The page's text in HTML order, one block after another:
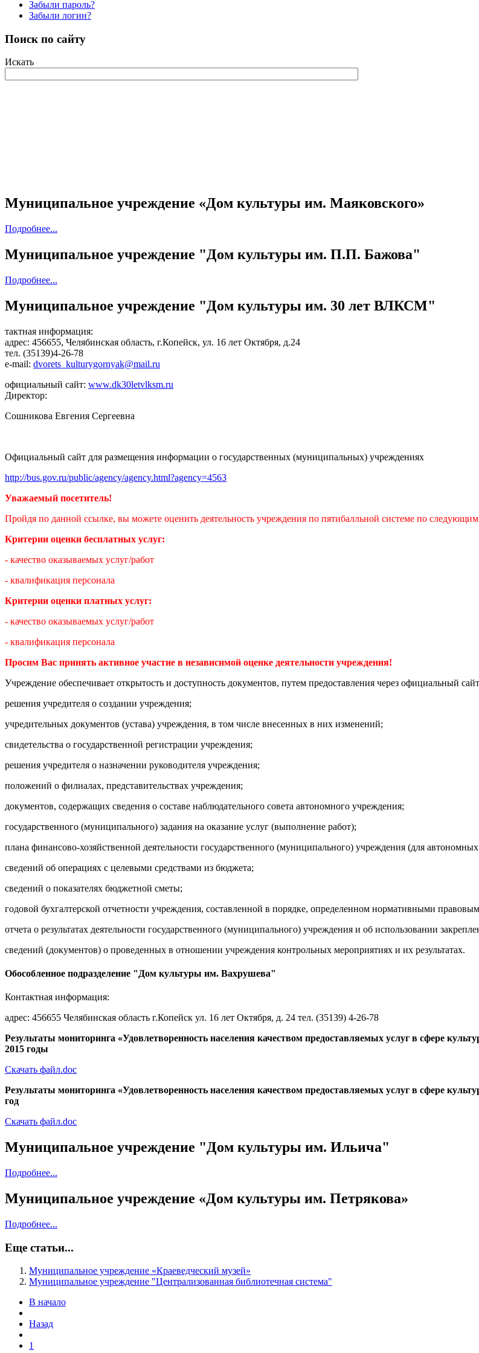
Забыли пароль?
Забыли логин?
Поиск по сайту
Искать
Муниципальное учреждение «Дом культуры им. Маяковского»
Подробнее...
Муниципальное учреждение "Дом культуры им. П.П. Бажова"
Подробнее...
Муниципальное учреждение "Дом культуры им. 30 лет ВЛКСМ"
тактная информация:
адрес: 456655, Челябинская область, г.Копейск, ул. 16 лет Октября, д.24
тел. (35139)4-26-78
e-mail: dvorets_kulturygornyak@mail.ru
официальный сайт: www.dk30letvlksm.ru
Директор:
Сошникова Евгения Сергеевна
Официальный сайт для размещения информации о государственных (муниципальных) учреждениях
http://bus.gov.ru/public/agency/agency.html?agency=4563
Уважаемый посетитель!
Пройдя по данной ссылке, вы можете оценить деятельность учреждения по пятибалльной системе по
Критерии оценки бесплатных услуг:
- качество оказываемых услуг/работ
- квалификация персонала
Критерии оценки платных услуг:
- качество оказываемых услуг/работ
- квалификация персонала
Просим Вас принять активное участие в независимой оценке деятельности учреждения!
Учреждение обеспечивает открытость и доступность документов, путем предоставления через официальный сайт
решения учредителя о создании учреждения;
учредительных документов (устава) учреждения, в том числе внесенных в них изменений;
свидетельства о государственной регистрации учреждения;
решения учредителя о назначении руководителя учреждения;
положений о филиалах, представительствах учреждения;
документов, содержащих сведения о составе наблюдательного совета автономного учреждения;
государственного (муниципального) задания на оказание услуг (выполнение работ);
плана финансово-хозяйственной деятельности государственного (муниципального) учреждения (для
сведений об операциях с целевыми средствами из бюджета;
сведений о показателях бюджетной сметы;
годовой бухгалтерской отчетности учреждения, составленной в порядке, определенном нормативными
отчета о результатах деятельности государственного (муниципального) учреждения и об использовании
сведений (документов) о проведенных в отношении учреждения контрольных мероприятиях и их результатах.
Обособленное подразделение "Дом культуры им. Вахрушева"
Контактная информация:
адрес: 456655 Челябинская область г.Копейск ул. 16 лет Октября, д. 24 тел. (35139) 4-26-78
Результаты мониторинга «Удовлетворенность населения качеством предоставляемых услуг в сфере
2015 годы
Скачать файл.doc
Результаты мониторинга «Удовлетворенность населения качеством предоставляемых услуг в сфере
год
Скачать файл.doc
Муниципальное учреждение "Дом культуры им. Ильича"
Подробнее...
Муниципальное учреждение «Дом культуры им. Петрякова»
Подробнее...
Еще статьи...
Муниципальное учреждение «Краеведческий музей»
Муниципальное учреждение "Централизованная библиотечная система"
В начало
Назад
1